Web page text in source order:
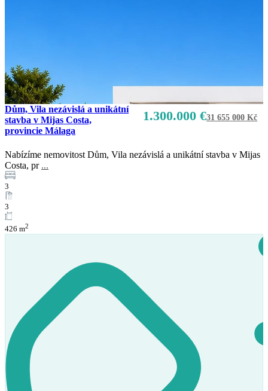
Prodej
1.300.000 €31 655 000 Kč
Dům, Vila nezávislá a unikátní
stavba v Mijas Costa,
provincie Málaga
Nabízíme nemovitost Dům, Vila nezávislá a unikátní stavba v Mijas
Costa, pr ...
3
3
426 m2